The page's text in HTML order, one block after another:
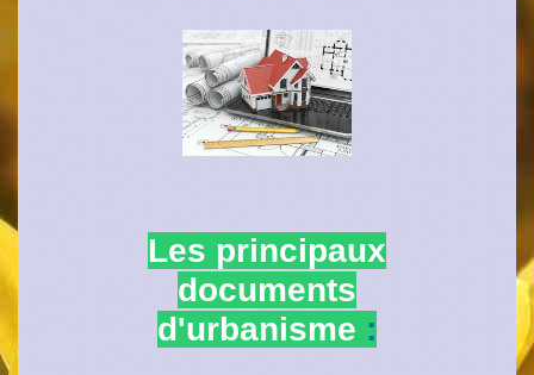
Les principaux
documents
d'urbanisme :